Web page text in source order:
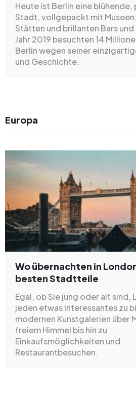
Heute ist Berlin eine
Stadt, vollgepackt mit
Stätten und brillanten Bars und
Jahr 2019 besuchten 14
Berlin wegen seiner
und Geschichte.
Europa
Wo übernachten in
besten Stadtteile
Egal, ob Sie jung oder alt sind,
jeden etwas Interessantes zu
modernen Kunstgalerien über
freiem Himmel bis hin zu
Einkaufsmöglichkeiten und
Restaurantbesuchen.